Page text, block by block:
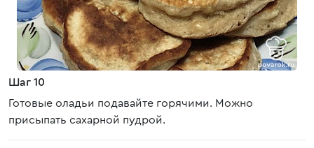
Шаг 10
Готовые оладьи подавайте горячими. Можно
присыпать сахарной пудрой.